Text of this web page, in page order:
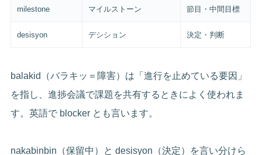
milestone マイルストーン 節目・中間目標
desisyon デシション 決定・判断
balakid（バラキッ＝障害）は「進行を止めている要因」
を指し、進捗会議で課題を共有するときによく使われま
す。英語で blocker とも言います。
nakabinbin（保留中）と desisyon（決定）を言い分けら